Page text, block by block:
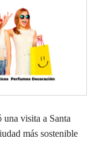
visita a Santa
más sostenible